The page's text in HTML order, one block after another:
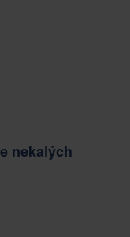
nekalých